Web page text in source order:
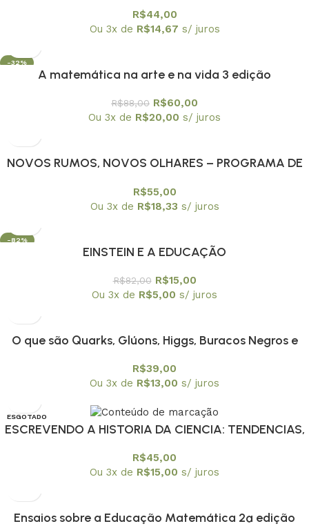
R$44,00
Ou 3x de R$14,67 s/ juros
-32%
A matemática na arte e na vida 3 edição
R$88,00 R$60,00
Ou 3x de R$20,00 s/ juros
NOVOS RUMOS, NOVOS OLHARES – PROGRAMA DE
R$55,00
Ou 3x de R$18,33 s/ juros
-82%
EINSTEIN E A EDUCAÇÃO
R$82,00 R$15,00
Ou 3x de R$5,00 s/ juros
O que são Quarks, Glúons, Higgs, Buracos Negros e
R$39,00
Ou 3x de R$13,00 s/ juros
ESGOTADO
ESCREVENDO A HISTORIA DA CIENCIA: TENDENCIAS,
R$45,00
Ou 3x de R$15,00 s/ juros
Ensaios sobre a Educação Matemática 2ª edição